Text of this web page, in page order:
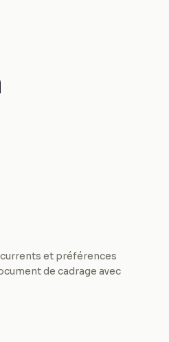
et préférences
de cadrage avec